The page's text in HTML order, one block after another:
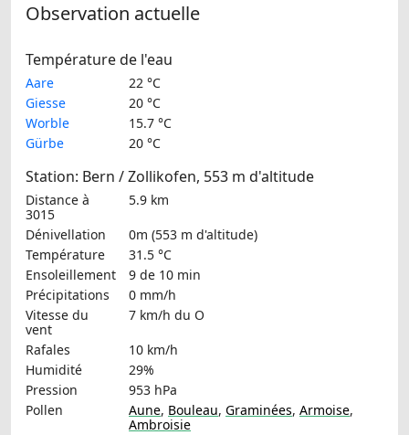
Observation actuelle
Température de l'eau
Aare
22 °C
Giesse
20 °C
Worble
15.7 °C
Gürbe
20 °C
Station: Bern / Zollikofen, 553 m d'altitude
Distance à
3015
5.9 km
Dénivellation
0m (553 m d'altitude)
Température
31.5 °C
Ensoleillement
9 de 10 min
Précipitations
0 mm/h
Vitesse du
vent
7 km/h du O
Rafales
10 km/h
Humidité
29%
Pression
953 hPa
Pollen
Aune, Bouleau, Graminées, Armoise,
Ambroisie